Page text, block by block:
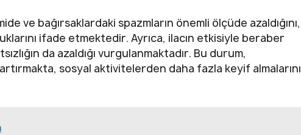
ve bağırsaklardaki spazmların önemli ölçüde azaldığını,
ifade etmektedir. Ayrıca, ilacın etkisiyle beraber
da azaldığı vurgulanmaktadır. Bu durum,
sosyal aktivitelerden daha fazla keyif almalarını